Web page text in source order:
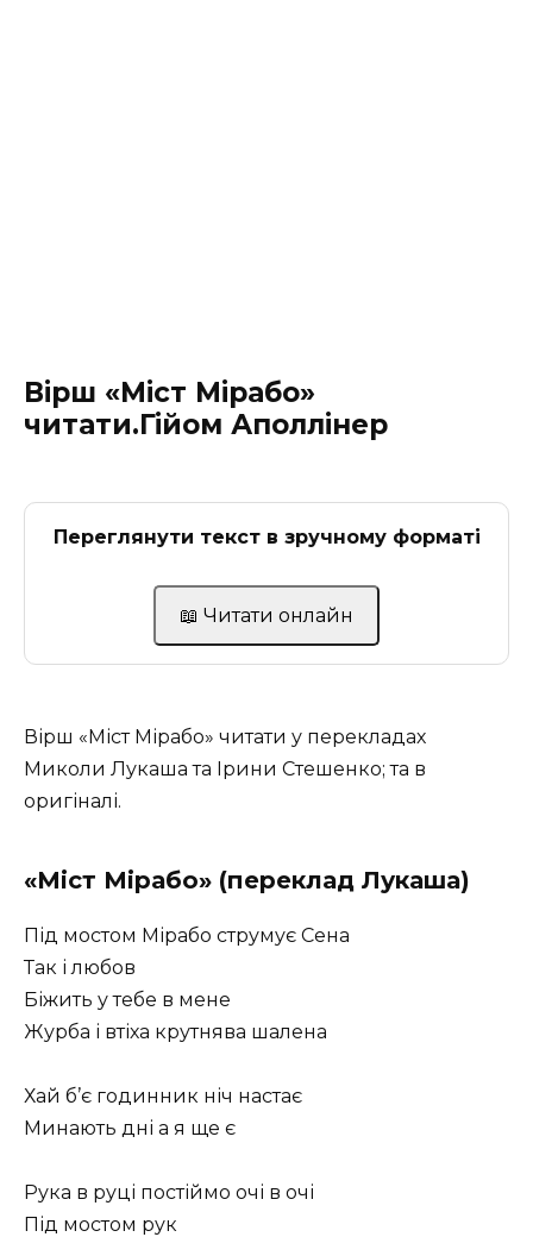
Вірш «Міст Мірабо»
читати.Гійом Аполлінер
Переглянути текст в зручному форматі
📖 Читати онлайн
Вірш «Міст Мірабо» читати у перекладах
Миколи Лукаша та Ірини Стешенко; та в
оригіналі.
«Міст Мірабо» (переклад Лукаша)
Під мостом Мірабо струмує Сена
Так і любов
Біжить у тебе в мене
Журба і втіха крутнява шалена
Хай б’є годинник ніч настає
Минають дні а я ще є
Рука в руці постіймо очі в очі
Під мостом рук